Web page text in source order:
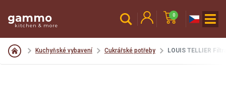
gammo
kitchen & more
0
Kuchyňské vybavení Cukrářské potřeby LOUIS TELLIER